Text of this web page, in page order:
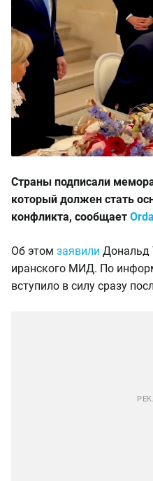
Страны подписали
который должен стать
конфликта, сообщает
Об этом заявили Дональд
иранского МИД. По
вступило в силу сразу